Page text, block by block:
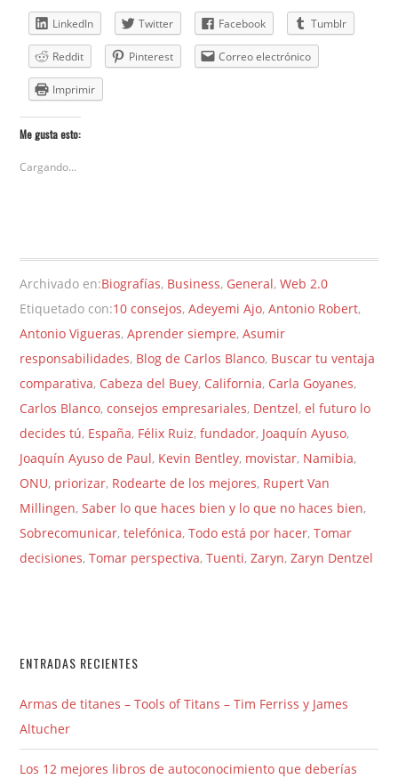
LinkedIn Twitter Facebook Tumblr
Reddit Pinterest Correo electrónico
Imprimir
Me gusta esto:
Cargando...
Archivado en:Biografías, Business, General,Web 2.0
Etiquetado con:10 consejos,Adeyemi Ajo,Antonio Robert,
Antonio Vigueras,Aprender siempre,Asumir
responsabilidades, Blog de Carlos Blanco, Buscar tu ventaja
comparativa, Cabeza del Buey, California, Carla Goyanes,
Carlos Blanco,consejos empresariales, Dentzel,el futuro lo
decides tú, España, Félix Ruiz,fundador, Joaquín Ayuso,
Joaquín Ayuso de Paul, Kevin Bentley, movistar, Namibia,
ONU, priorizar, Rodearte de los mejores, Rupert Van
Millingen,Saber lo que haces bien y lo que no haces bien,
Sobrecomunicar,telefónica,Todo está por hacer,Tomar
decisiones,Tomar perspectiva,Tuenti,Zaryn,Zaryn Dentzel
ENTRADAS RECIENTES
Armas de titanes – Tools of Titans – Tim Ferriss y James
Altucher
Los 12 mejores libros de autoconocimiento que deberías